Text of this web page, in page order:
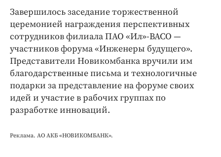
Завершилось заседание торжественной
церемонией награждения перспективных
сотрудников филиала ПАО «Ил»-ВАСО —
участников форума «Инженеры будущего».
Представители Новикомбанка вручили им
благодарственные письма и технологичные
подарки за представление на форуме своих
идей и участие в рабочих группах по
разработке инноваций.
Реклама. АО АКБ «НОВИКОМБАНК».